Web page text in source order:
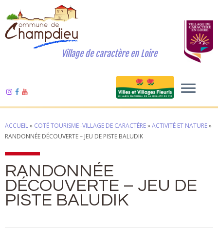
Village de caractère en Loire
ACCUEIL» COTÉ TOURISME -VILLAGE DE CARACTÈRE»ACTIVITÉ ET NATURE»
RANDONNÉE DÉCOUVERTE – JEU DE PISTE BALUDIK
RANDONNÉE
DÉCOUVERTE – JEU DE
PISTE BALUDIK